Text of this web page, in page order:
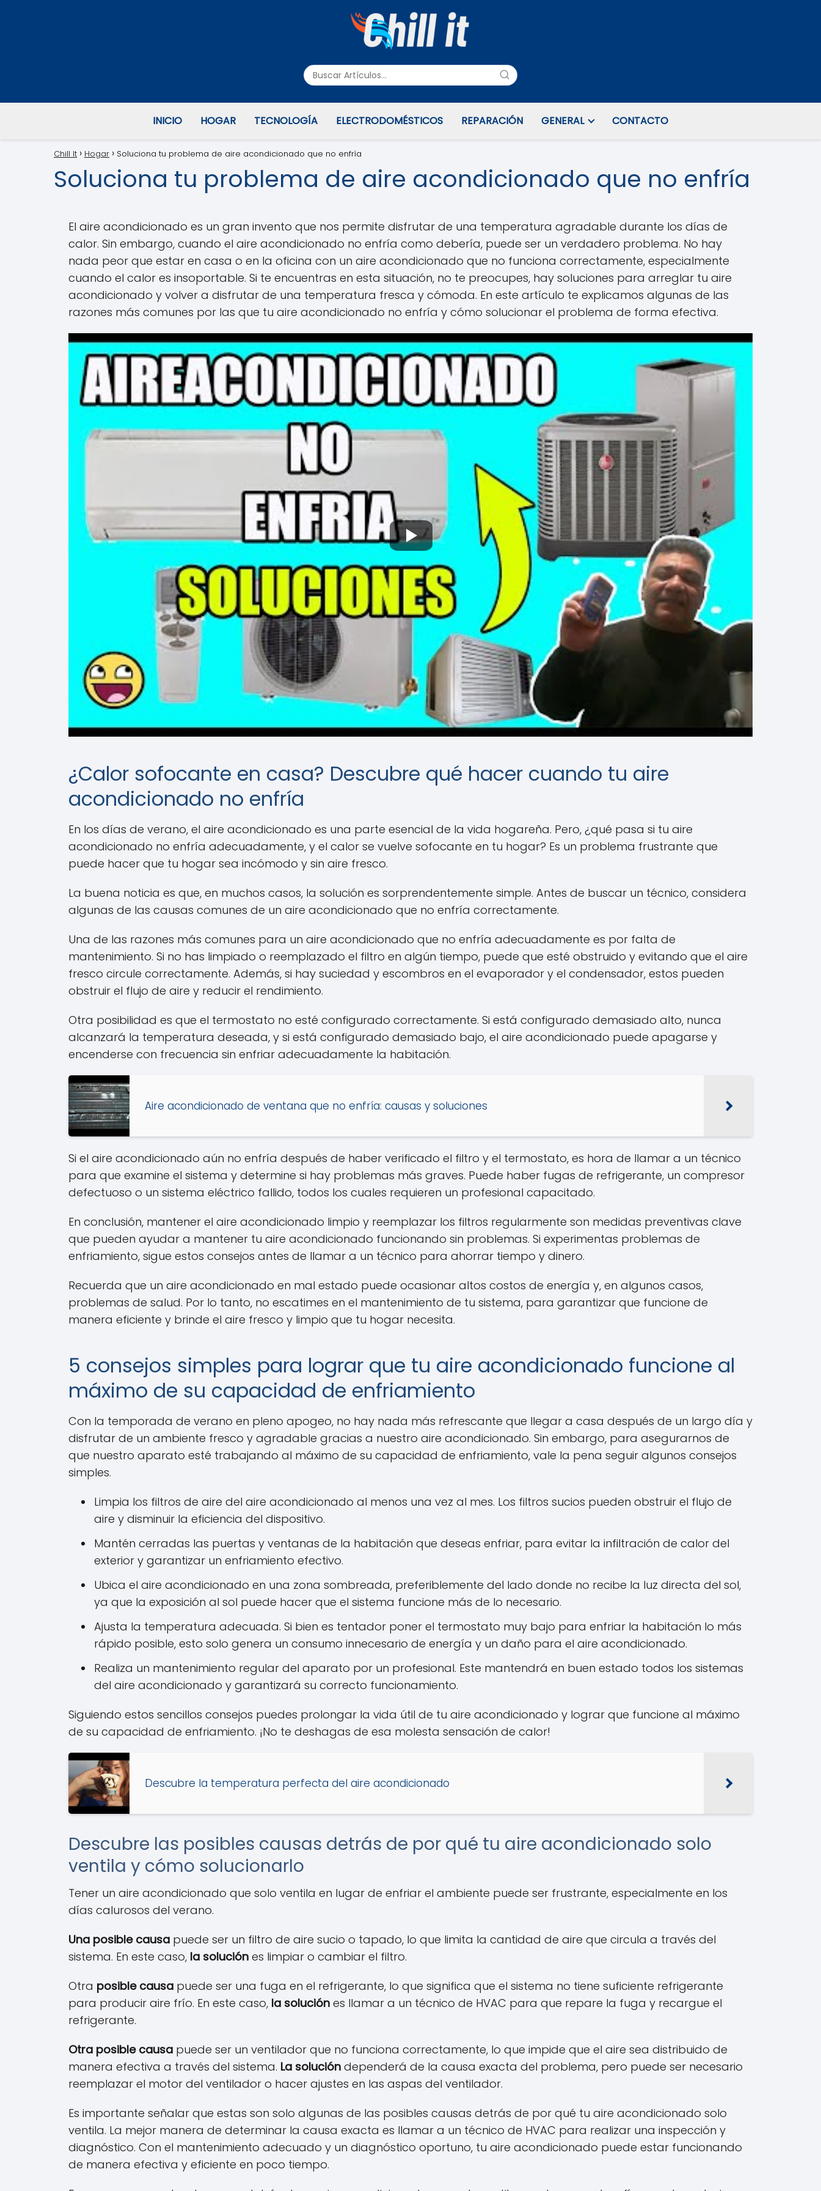
INICIO HOGAR TECNOLOGÍA ELECTRODOMÉSTICOS REPARACIÓN GENERAL CONTACTO
Chill It Hogar Soluciona tu problema de aire acondicionado que no enfría
Soluciona tu problema de aire acondicionado que no enfría
El aire acondicionado es un gran invento que nos permite disfrutar de una temperatura agradable durante los días de
calor. Sin embargo, cuando el aire acondicionado no enfría como debería, puede ser un verdadero problema. No hay
nada peor que estar en casa o en la oficina con un aire acondicionado que no funciona correctamente, especialmente
cuando el calor es insoportable. Si te encuentras en esta situación, no te preocupes, hay soluciones para arreglar tu aire
acondicionado y volver a disfrutar de una temperatura fresca y cómoda. En este artículo te explicamos algunas de las
razones más comunes por las que tu aire acondicionado no enfría y cómo solucionar el problema de forma efectiva.
¿Calor sofocante en casa? Descubre qué hacer cuando tu aire
acondicionado no enfría
En los días de verano, el aire acondicionado es una parte esencial de la vida hogareña. Pero, ¿qué pasa si tu aire
acondicionado no enfría adecuadamente, y el calor se vuelve sofocante en tu hogar? Es un problema frustrante que
puede hacer que tu hogar sea incómodo y sin aire fresco.
La buena noticia es que, en muchos casos, la solución es sorprendentemente simple. Antes de buscar un técnico, considera
algunas de las causas comunes de un aire acondicionado que no enfría correctamente.
Una de las razones más comunes para un aire acondicionado que no enfría adecuadamente es por falta de
mantenimiento. Si no has limpiado o reemplazado el filtro en algún tiempo, puede que esté obstruido y evitando que el aire
fresco circule correctamente. Además, si hay suciedad y escombros en el evaporador y el condensador, estos pueden
obstruir el flujo de aire y reducir el rendimiento.
Otra posibilidad es que el termostato no esté configurado correctamente. Si está configurado demasiado alto, nunca
alcanzará la temperatura deseada, y si está configurado demasiado bajo, el aire acondicionado puede apagarse y
encenderse con frecuencia sin enfriar adecuadamente la habitación.
Aire acondicionado de ventana que no enfría: causas y soluciones
Si el aire acondicionado aún no enfría después de haber verificado el filtro y el termostato, es hora de llamar a un técnico
para que examine el sistema y determine si hay problemas más graves. Puede haber fugas de refrigerante, un compresor
defectuoso o un sistema eléctrico fallido, todos los cuales requieren un profesional capacitado.
En conclusión, mantener el aire acondicionado limpio y reemplazar los filtros regularmente son medidas preventivas clave
que pueden ayudar a mantener tu aire acondicionado funcionando sin problemas. Si experimentas problemas de
enfriamiento, sigue estos consejos antes de llamar a un técnico para ahorrar tiempo y dinero.
Recuerda que un aire acondicionado en mal estado puede ocasionar altos costos de energía y, en algunos casos,
problemas de salud. Por lo tanto, no escatimes en el mantenimiento de tu sistema, para garantizar que funcione de
manera eficiente y brinde el aire fresco y limpio que tu hogar necesita.
5 consejos simples para lograr que tu aire acondicionado funcione al
máximo de su capacidad de enfriamiento
Con la temporada de verano en pleno apogeo, no hay nada más refrescante que llegar a casa después de un largo día y
disfrutar de un ambiente fresco y agradable gracias a nuestro aire acondicionado. Sin embargo, para asegurarnos de
que nuestro aparato esté trabajando al máximo de su capacidad de enfriamiento, vale la pena seguir algunos consejos
simples.
Limpia los filtros de aire del aire acondicionado al menos una vez al mes. Los filtros sucios pueden obstruir el flujo de
aire y disminuir la eficiencia del dispositivo.
Mantén cerradas las puertas y ventanas de la habitación que deseas enfriar, para evitar la infiltración de calor del
exterior y garantizar un enfriamiento efectivo.
Ubica el aire acondicionado en una zona sombreada, preferiblemente del lado donde no recibe la luz directa del sol,
ya que la exposición al sol puede hacer que el sistema funcione más de lo necesario.
Ajusta la temperatura adecuada. Si bien es tentador poner el termostato muy bajo para enfriar la habitación lo más
rápido posible, esto solo genera un consumo innecesario de energía y un daño para el aire acondicionado.
Realiza un mantenimiento regular del aparato por un profesional. Este mantendrá en buen estado todos los sistemas
del aire acondicionado y garantizará su correcto funcionamiento.
Siguiendo estos sencillos consejos puedes prolongar la vida útil de tu aire acondicionado y lograr que funcione al máximo
de su capacidad de enfriamiento. ¡No te deshagas de esa molesta sensación de calor!
Descubre la temperatura perfecta del aire acondicionado
Descubre las posibles causas detrás de por qué tu aire acondicionado solo
ventila y cómo solucionarlo
Tener un aire acondicionado que solo ventila en lugar de enfriar el ambiente puede ser frustrante, especialmente en los
días calurosos del verano.
Una posible causa puede ser un filtro de aire sucio o tapado, lo que limita la cantidad de aire que circula a través del
sistema. En este caso, la solución es limpiar o cambiar el filtro.
Otra posible causa puede ser una fuga en el refrigerante, lo que significa que el sistema no tiene suficiente refrigerante
para producir aire frío. En este caso, la solución es llamar a un técnico de HVAC para que repare la fuga y recargue el
refrigerante.
Otra posible causa puede ser un ventilador que no funciona correctamente, lo que impide que el aire sea distribuido de
manera efectiva a través del sistema. La solución dependerá de la causa exacta del problema, pero puede ser necesario
reemplazar el motor del ventilador o hacer ajustes en las aspas del ventilador.
Es importante señalar que estas son solo algunas de las posibles causas detrás de por qué tu aire acondicionado solo
ventila. La mejor manera de determinar la causa exacta es llamar a un técnico de HVAC para realizar una inspección y
diagnóstico. Con el mantenimiento adecuado y un diagnóstico oportuno, tu aire acondicionado puede estar funcionando
de manera efectiva y eficiente en poco tiempo.